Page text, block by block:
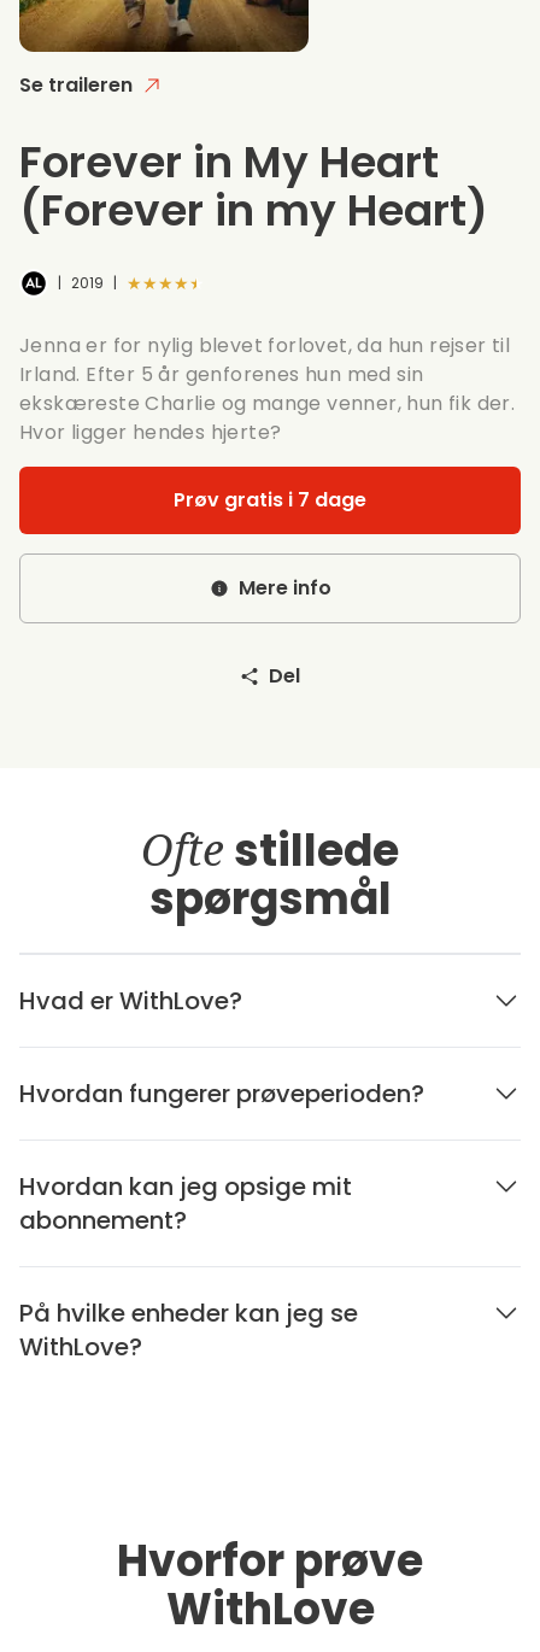
Se traileren
Forever in My Heart
(Forever in my Heart)
| 2019 | ★★★★★
Jenna er for nylig blevet forlovet, da hun rejser til
Irland. Efter 5 år genforenes hun med sin
ekskæreste Charlie og mange venner, hun fik der.
Hvor ligger hendes hjerte?
Prøv gratis i 7 dage
Mere info
Del
Ofte stillede
spørgsmål
Hvad er WithLove?
Hvordan fungerer prøveperioden?
Hvordan kan jeg opsige mit
abonnement?
På hvilke enheder kan jeg se
WithLove?
Hvorfor prøve
WithLove